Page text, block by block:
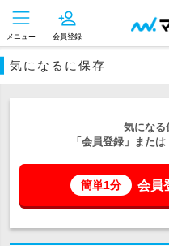
メニュー 会員登録
気になるに保存
気になる
「会員登録」また
簡単1分 会員